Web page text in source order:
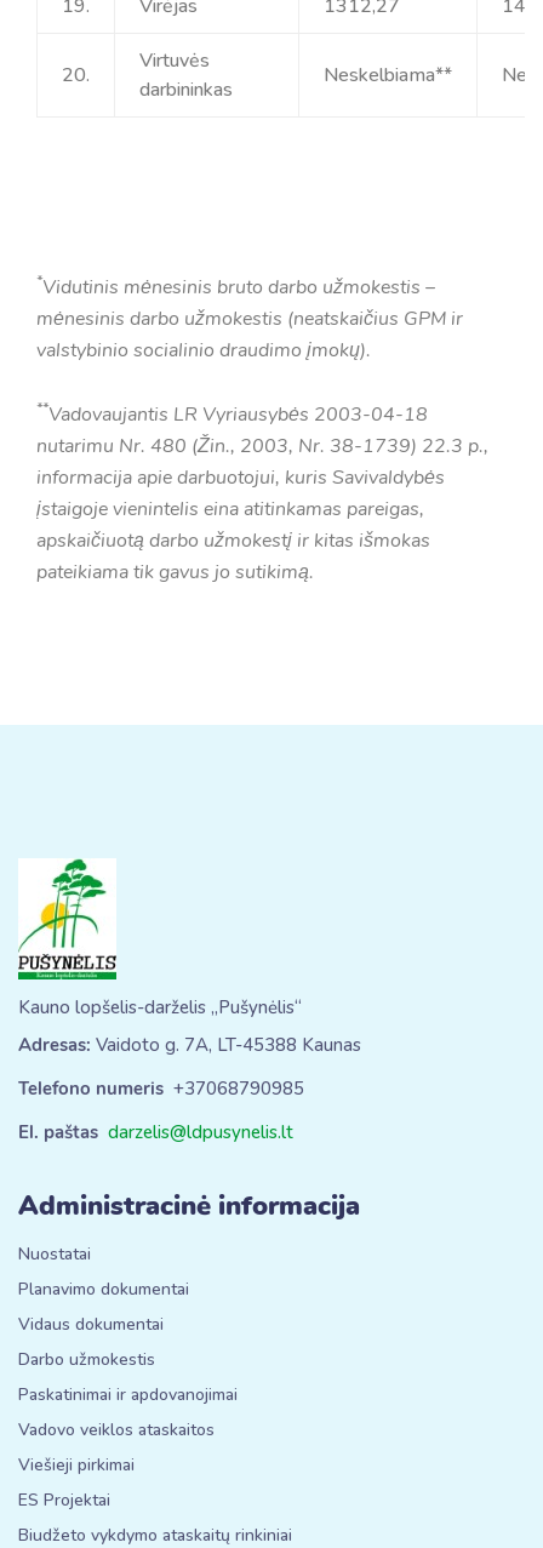
19. Virėjas 1312,27
20.
Virtuvės
darbininkas
Neskelbiama**
*Vidutinis mėnesinis bruto darbo užmokestis –
mėnesinis darbo užmokestis (neatskaičius GPM ir
valstybinio socialinio draudimo įmokų).
**Vadovaujantis LR Vyriausybės 2003-04-18
nutarimu Nr. 480 (Žin., 2003, Nr. 38-1739) 22.3 p.,
informacija apie darbuotojui, kuris Savivaldybės
įstaigoje vienintelis eina atitinkamas pareigas,
apskaičiuotą darbo užmokestį ir kitas išmokas
pateikiama tik gavus jo sutikimą.
Kauno lopšelis-darželis „Pušynėlis“
Adresas: Vaidoto g. 7A, LT-45388 Kaunas
Telefono numeris +37068790985
El. paštas darzelis@ldpusynelis.lt
Administracinė informacija
Nuostatai
Planavimo dokumentai
Vidaus dokumentai
Darbo užmokestis
Paskatinimai ir apdovanojimai
Vadovo veiklos ataskaitos
Viešieji pirkimai
ES Projektai
Biudžeto vykdymo ataskaitų rinkiniai